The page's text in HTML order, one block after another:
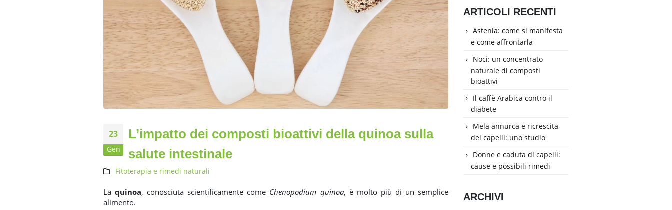
23
Gen
L’impatto dei composti bioattivi della quinoa sulla
salute intestinale
Fitoterapia e rimedi naturali
Laquinoa, conosciuta scientificamente come Chenopodium quinoa, è molto più di un semplice
alimento.
ARTICOLI RECENTI
Astenia: come si manifesta
e come affrontarla
Noci: un concentrato
naturale di composti
bioattivi
Il caffè Arabica contro il
diabete
Mela annurca e ricrescita
dei capelli: uno studio
Donne e caduta di capelli:
cause e possibili rimedi
ARCHIVI